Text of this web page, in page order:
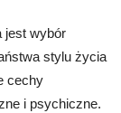
jest wybór
stylu życia
cechy
i psychiczne.